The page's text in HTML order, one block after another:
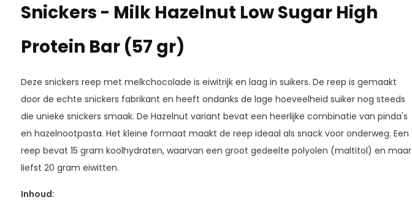
Snickers - Milk Hazelnut Low Sugar High
Protein Bar (57 gr)
Deze snickers reep met melkchocolade is eiwitrijk en laag in suikers. De reep is gemaakt
door de echte snickers fabrikant en heeft ondanks de lage hoeveelheid suiker nog steeds
die unieke snickers smaak. De Hazelnut variant bevat een heerlijke combinatie van pinda's
en hazelnootpasta. Het kleine formaat maakt de reep ideaal als snack voor onderweg. Een
reep bevat 15 gram koolhydraten, waarvan een groot gedeelte polyolen (maltitol) en maar
liefst 20 gram eiwitten.
Inhoud: